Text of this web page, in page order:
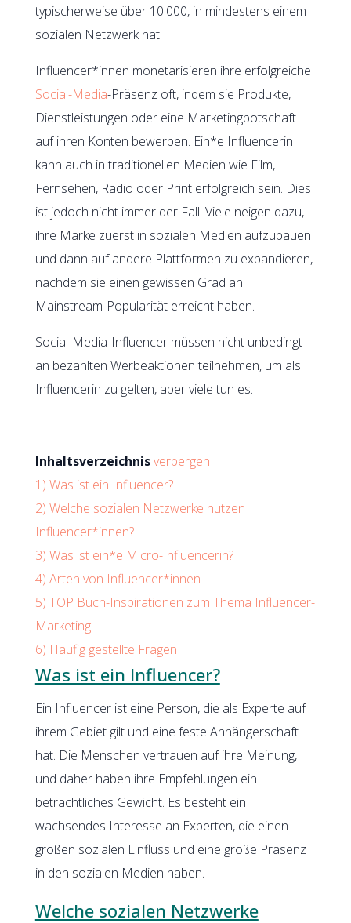
typischerweise über 10.000, in mindestens einem
sozialen Netzwerk hat.
Influencer*innen monetarisieren ihre erfolgreiche
Social-Media-Präsenz oft, indem sie Produkte,
Dienstleistungen oder eine Marketingbotschaft
auf ihren Konten bewerben. Ein*e Influencerin
kann auch in traditionellen Medien wie Film,
Fernsehen, Radio oder Print erfolgreich sein. Dies
ist jedoch nicht immer der Fall. Viele neigen dazu,
ihre Marke zuerst in sozialen Medien aufzubauen
und dann auf andere Plattformen zu expandieren,
nachdem sie einen gewissen Grad an
Mainstream-Popularität erreicht haben.
Social-Media-Influencer müssen nicht unbedingt
an bezahlten Werbeaktionen teilnehmen, um als
Influencerin zu gelten, aber viele tun es.
Inhaltsverzeichnisverbergen
1) Was ist ein Influencer?
2) Welche sozialen Netzwerke nutzen
Influencer*innen?
3) Was ist ein*e Micro-Influencerin?
4) Arten von Influencer*innen
5) TOP Buch-Inspirationen zum Thema Influencer-
Marketing
6) Häufig gestellte Fragen
Was ist ein Influencer?
Ein Influencer ist eine Person, die als Experte auf
ihrem Gebiet gilt und eine feste Anhängerschaft
hat. Die Menschen vertrauen auf ihre Meinung,
und daher haben ihre Empfehlungen ein
beträchtliches Gewicht. Es besteht ein
wachsendes Interesse an Experten, die einen
großen sozialen Einfluss und eine große Präsenz
in den sozialen Medien haben.
Welche sozialen Netzwerke